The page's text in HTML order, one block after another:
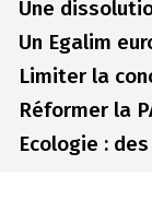
Une
Un Egalim
Limiter la
Réformer la
Ecologie :